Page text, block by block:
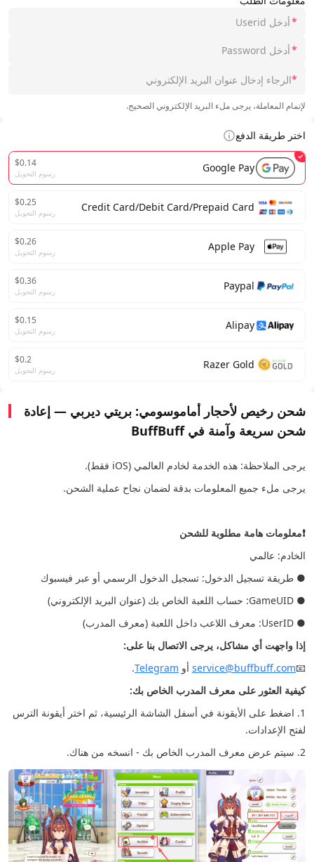
*
*
*
لإتمام المعاملة، يرجى ملء البريد الإلكتروني الصحيح.
اختر طريقة الدفع
Google Pay
$0.14
رسوم التحويل
Credit Card/Debit Card/Prepaid Card
$0.25
رسوم التحويل
Apple Pay
$0.26
رسوم التحويل
Paypal
$0.36
رسوم التحويل
Alipay
$0.15
رسوم التحويل
Razer Gold
$0.2
رسوم التحويل
شحن رخيص لأحجار أماموسومي: بريتي ديربي — إعادة
شحن سريعة وآمنة في BuffBuff
يرجى الملاحظة: هذه الخدمة لخادم العالمي (iOS فقط).
يرجى ملء جميع المعلومات بدقة لضمان نجاح عملية الشحن.
❗معلومات هامة مطلوبة للشحن
الخادم: عالمي
● طريقة تسجيل الدخول: تسجيل الدخول الرسمي أو عبر فيسبوك
● GameUID: حساب اللعبة الخاص بك (عنوان البريد الإلكتروني)
● UserID: معرف اللاعب داخل اللعبة (معرف المدرب)
إذا واجهت أي مشاكل، يرجى الاتصال بنا على:
📧
service@buffbuff.com أو Telegram
.
كيفية العثور على معرف المدرب الخاص بك:
1. اضغط على الأيقونة في أسفل الشاشة الرئيسية، ثم اختر أيقونة الترس
لفتح الإعدادات.
2. سيتم عرض معرف المدرب الخاص بك - انسخه من هناك.